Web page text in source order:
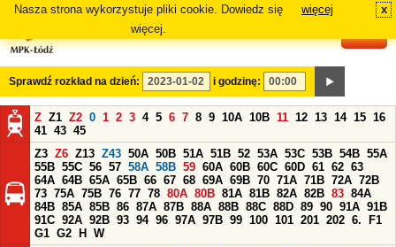
Nasza strona wykorzystuje pliki cookie. Dowiedz się
więcej.
więcej x
Sprawdź rozkład na dzień: i godzinę:
Z Z1 Z2 0 1 2 3 4 5 6 7 8 9 10A 10B 11 12 13 14 15 16
41 43 45
Z3 Z6 Z13 Z43 50A 50B 51A 51B 52 53A 53C 53B 54B 55A
55B 55C 56 57 58A 58B 59 60A 60B 60C 60D 61 62 63
64A 64B 65A 65B 66 67 68 69A 69B 70 71A 71B 72A 72B
73 75A 75B 76 77 78 80A 80B 81A 81B 82A 82B 83 84A
84B 85A 85B 86 87A 87B 88A 88B 88C 88D 89 90 91A 91B
91C 92A 92B 93 94 96 97A 97B 99 100 101 201 202 6.
F1
G1 G2 H
W